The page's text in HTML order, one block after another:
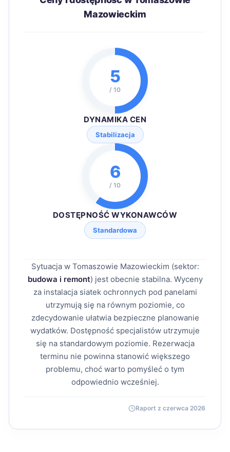
Mazowieckim
5
/ 10
DYNAMIKA CEN
Stabilizacja
6
/ 10
DOSTĘPNOŚĆ WYKONAWCÓW
Standardowa
Sytuacja w Tomaszowie Mazowieckim (sektor:
budowa i remont) jest obecnie stabilna. Wyceny
za instalacja siatek ochronnych pod panelami
utrzymują się na równym poziomie, co
zdecydowanie ułatwia bezpieczne planowanie
wydatków. Dostępność specjalistów utrzymuje
się na standardowym poziomie. Rezerwacja
terminu nie powinna stanowić większego
problemu, choć warto pomyśleć o tym
odpowiednio wcześniej.
Raport z czerwca 2026